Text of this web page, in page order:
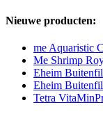
Nieuwe producten:
me Aquaristic
Me Shrimp
Eheim
Eheim
Tetra